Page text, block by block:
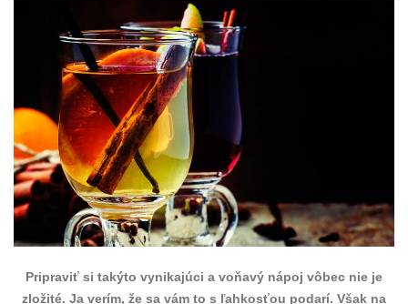
Pripraviť si takýto vynikajúci a voňavý nápoj vôbec nie je
zložité. Ja verím, že sa vám to s ľahkosťou podarí. Však na